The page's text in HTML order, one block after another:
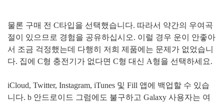
물론 구매 전 C타입을 선택했습니다. 따라서 약간의 우여곡
절이 있으므로 경험을 공유하십시오. 이럴 경우 운이 안좋아
서 조금 걱정했는데 다행히 저희 제품에는 문제가 없었습니
다. 집에 C형 충전기가 없다면 C형 대신 A형을 선택하세요.
iCloud, Twitter, Instagram, iTunes 및 Fill 앱에 백업할 수 있습
니다. b 안드로이드 그럼에도 불구하고 Galaxy 사용자는 여